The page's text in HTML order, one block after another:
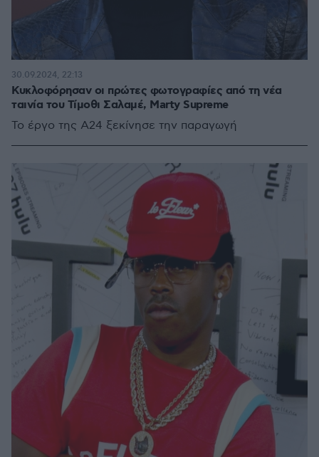
Κυκλοφόρησαν οι πρώτες φωτογραφίες από τη νέα
ταινία του Τίμοθι Σαλαμέ, Marty Supreme
Το έργο της A24 ξεκίνησε την παραγωγή
30.09.2024, 22:13